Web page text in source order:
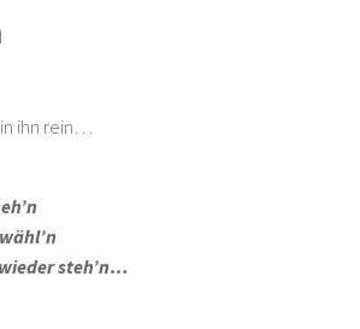
ihn rein…
steh’n…